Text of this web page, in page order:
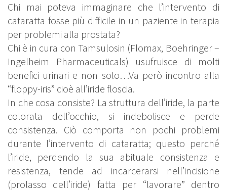
Chi mai poteva immaginare che l’intervento di
cataratta fosse più difficile in un paziente in terapia
per problemi alla prostata?
Chi è in cura con Tamsulosin (Flomax, Boehringer –
Ingelheim Pharmaceuticals) usufruisce di molti
benefici urinari e non solo…Va però incontro alla
“floppy-iris” cioè all’iride floscia.
In che cosa consiste? La struttura dell’iride, la parte
colorata dell’occhio, si indebolisce e perde
consistenza. Ciò comporta non pochi problemi
durante l’intervento di cataratta; questo perché
l’iride, perdendo la sua abituale consistenza e
resistenza, tende ad incarcerarsi nell’incisione
(prolasso dell’iride) fatta per “lavorare” dentro